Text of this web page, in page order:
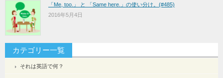
「Me, too.」 と 「Same here.」の使い分け。(#485)
2016年5月4日
カテゴリー一覧
それは英語で何？